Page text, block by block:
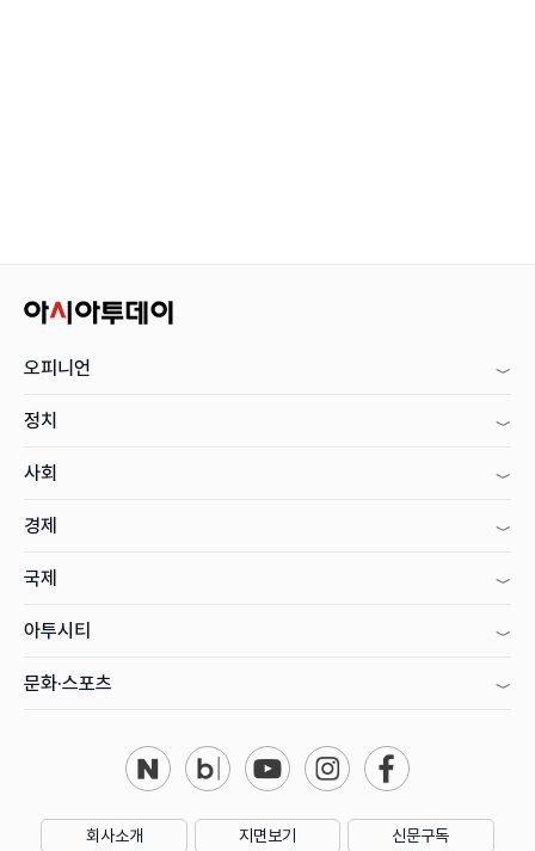
오피니언
정치
사회
경제
국제
아투시티
문화·스포츠
회사소개 지면보기 신문구독